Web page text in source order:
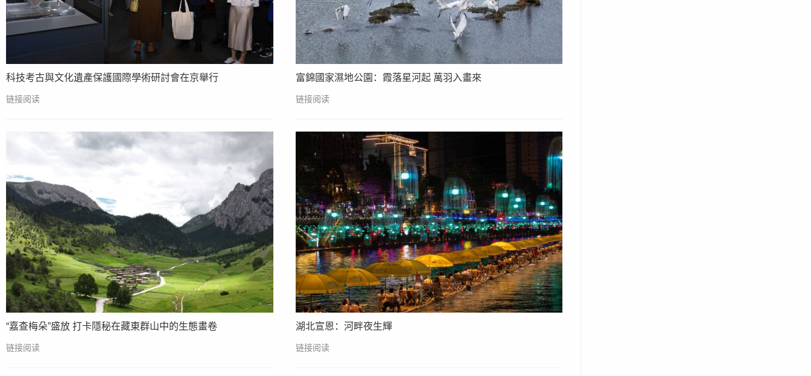
科技考古與文化遺產保護國際學術研討會在京舉行
链接阅读
富錦國家濕地公園：霞落星河起 萬羽入畫來
链接阅读
“嘉查梅朵”盛放 打卡隱秘在藏東群山中的生態畫卷
链接阅读
湖北宣恩：河畔夜生輝
链接阅读